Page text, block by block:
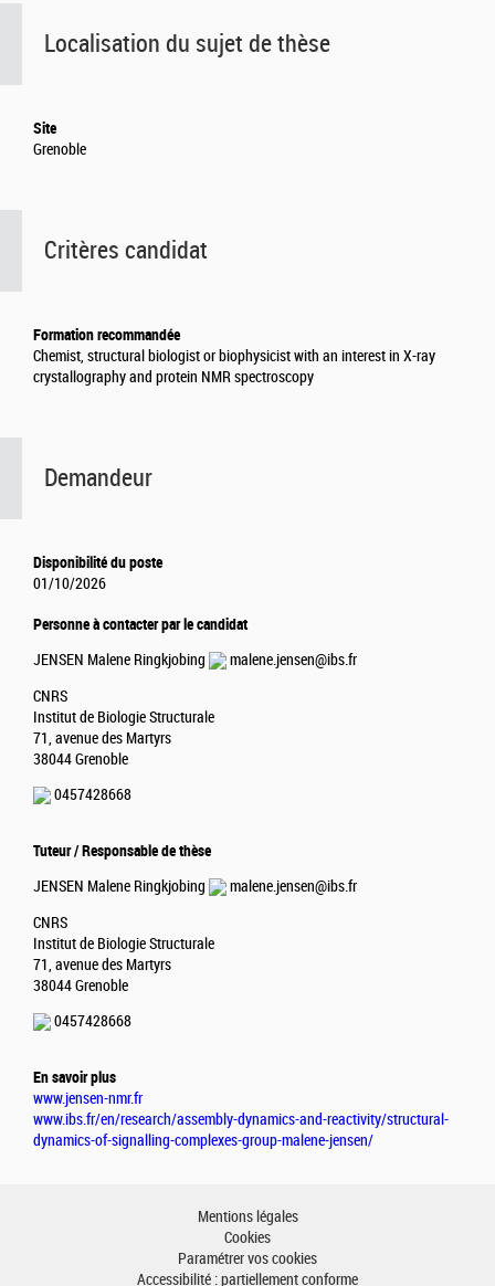
Localisation du sujet de thèse
Site
Grenoble
Critères candidat
Formation recommandée
Chemist, structural biologist or biophysicist with an interest in X-ray
crystallography and protein NMR spectroscopy
Demandeur
Disponibilité du poste
01/10/2026
Personne à contacter par le candidat
JENSEN Malene Ringkjobing
malene.jensen@ibs.fr
CNRS
Institut de Biologie Structurale
71, avenue des Martyrs
38044 Grenoble
0457428668
Tuteur / Responsable de thèse
JENSEN Malene Ringkjobing
malene.jensen@ibs.fr
CNRS
Institut de Biologie Structurale
71, avenue des Martyrs
38044 Grenoble
0457428668
En savoir plus
www.jensen-nmr.fr
www.ibs.fr/en/research/assembly-dynamics-and-reactivity/structural-
dynamics-of-signalling-complexes-group-malene-jensen/
Mentions légales
Cookies
Paramétrer vos cookies
Accessibilité : partiellement conforme